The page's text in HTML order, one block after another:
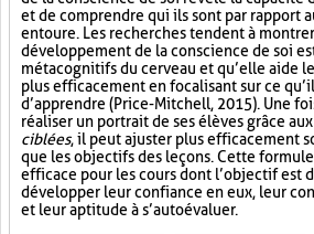
et de comprendre qui ils sont par rapport
entoure. Les recherches tendent à
développement de la conscience de soi
métacognitifs du cerveau et qu’elle aide
plus efficacement en focalisant sur ce
d’apprendre (Price-Mitchell, 2015). Une
réaliser un portrait de ses élèves grâce aux
ciblées, il peut ajuster plus efficacement
que les objectifs des leçons. Cette
efficace pour les cours dont l’objectif est
développer leur confiance en eux, leur
et leur aptitude à s’autoévaluer.